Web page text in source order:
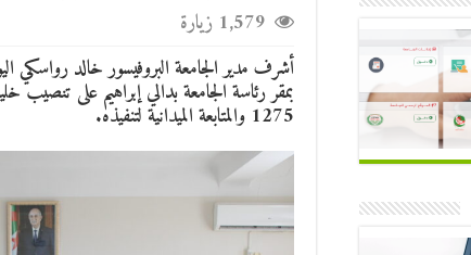
1,579 زيارة
1275 والمتابعة الميدانية لتنفيذه.